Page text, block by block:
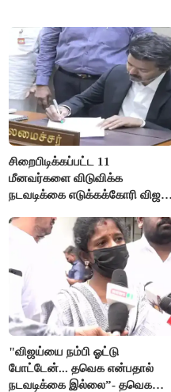
சிறைபிடிக்கப்பட்ட 11
மீனவர்களை விடுவிக்க
நடவடிக்கை எடுக்கக்கோரி விஜய்
"விஜய்யை நம்பி ஓட்டு
போட்டேன்... தவெக என்பதால்
நடவடிக்கை இல்லை”- தவெக